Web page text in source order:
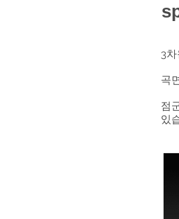
3
곡
점
있